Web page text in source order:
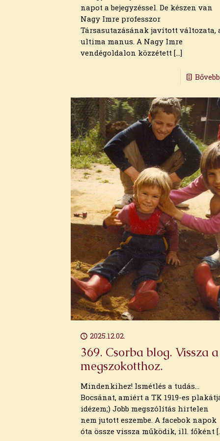
napot a bejegyzéssel. De készen van
Nagy Imre professzor
Társasutazásának javított változata,
ultima manus. A Nagy Imre
vendégoldalon közzétett […]
2025.12.02.
369. Csorba blog. Vissza a
megszokotthoz.
Mindenkihez! Ismétlés a tudás…
Bocsánat, amiért a TK 1919-es
idézem;) Jobb megszólítás hirtelen
nem jutott eszembe. A facebok napok
óta össze vissza működik, ill. főként
2024. július
2024. június
2024. május
2024. április
2024. március
2023. november
2023. október
2023. szeptember
2023. augusztus
2023. július
2023. június
2023. május
2023. április
2023. március
2023. február
2023. január
2022. december
2022. november
2022. október
2022. augusztus
2022. július
2022. június
2022. május
2022. április
2022. március
2022. február
2022. január
2021. december
2021. november
2021. október
2021. augusztus
2021. július
2021. június
2021. május
2021. április